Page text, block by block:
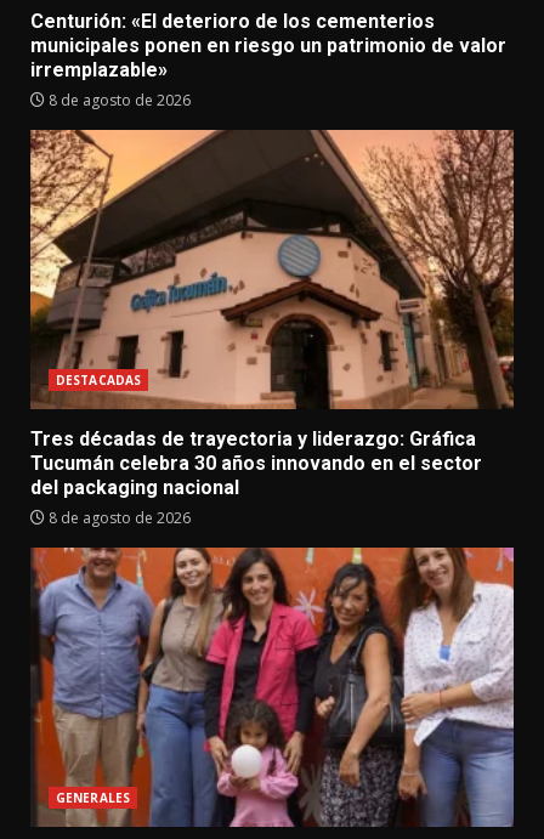
Centurión: «El deterioro de los cementerios
municipales ponen en riesgo un patrimonio de valor
irremplazable»
8 de agosto de 2026
DESTACADAS
Tres décadas de trayectoria y liderazgo: Gráfica
Tucumán celebra 30 años innovando en el sector
del packaging nacional
8 de agosto de 2026
GENERALES